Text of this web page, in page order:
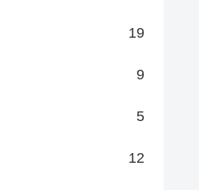
19
9
5
12